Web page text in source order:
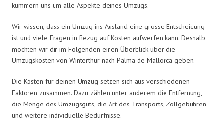
kümmern uns um alle Aspekte deines Umzugs.
Wir wissen, dass ein Umzug ins Ausland eine grosse Entscheidung
ist und viele Fragen in Bezug auf Kosten aufwerfen kann. Deshalb
möchten wir dir im Folgenden einen Überblick über die
Umzugskosten von Winterthur nach Palma de Mallorca geben.
Die Kosten für deinen Umzug setzen sich aus verschiedenen
Faktoren zusammen. Dazu zählen unter anderem die Entfernung,
die Menge des Umzugsguts, die Art des Transports, Zollgebühren
und weitere individuelle Bedürfnisse.